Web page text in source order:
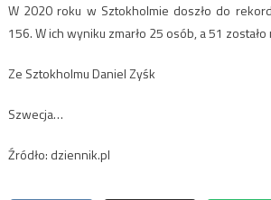
W 2020 roku w Sztokholmie doszło do
156. W ich wyniku zmarło 25 osób, a 51 zostało
Ze Sztokholmu Daniel Zyśk
Szwecja…
Źródło: dziennik.pl